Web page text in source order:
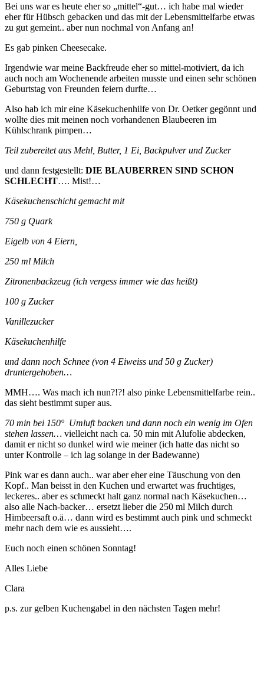
Bei uns war es heute eher so „mittel“-gut… ich habe mal wieder
eher für Hübsch gebacken und das mit der Lebensmittelfarbe etwas
zu gut gemeint.. aber nun nochmal von Anfang an!
Es gab pinken Cheesecake.
Irgendwie war meine Backfreude eher so mittel-motiviert, da ich
auch noch am Wochenende arbeiten musste und einen sehr schönen
Geburtstag von Freunden feiern durfte…
Also hab ich mir eine Käsekuchenhilfe von Dr. Oetker gegönnt und
wollte dies mit meinen noch vorhandenen Blaubeeren im
Kühlschrank pimpen…
Teil zubereitet aus Mehl, Butter, 1 Ei, Backpulver und Zucker
und dann festgestellt: DIE BLAUBERREN SIND SCHON
SCHLECHT…. Mist!…
Käsekuchenschicht gemacht mit
750 g Quark
Eigelb von 4 Eiern,
250 ml Milch
Zitronenbackzeug (ich vergess immer wie das heißt)
100 g Zucker
Vanillezucker
Käsekuchenhilfe
und dann noch Schnee (von 4 Eiweiss und 50 g Zucker)
druntergehoben…
MMH…. Was mach ich nun?!?! also pinke Lebensmittelfarbe rein..
das sieht bestimmt super aus.
70 min bei 150° Umluft backen und dann noch ein wenig im Ofen
stehen lassen… vielleicht nach ca. 50 min mit Alufolie abdecken,
damit er nicht so dunkel wird wie meiner (ich hatte das nicht so
unter Kontrolle – ich lag solange in der Badewanne)
Pink war es dann auch.. war aber eher eine Täuschung von den
Kopf.. Man beisst in den Kuchen und erwartet was fruchtiges,
leckeres.. aber es schmeckt halt ganz normal nach Käsekuchen…
also alle Nach-backer… ersetzt lieber die 250 ml Milch durch
Himbeersaft o.ä… dann wird es bestimmt auch pink und schmeckt
mehr nach dem wie es aussieht….
Euch noch einen schönen Sonntag!
Alles Liebe
Clara
p.s. zur gelben Kuchengabel in den nächsten Tagen mehr!